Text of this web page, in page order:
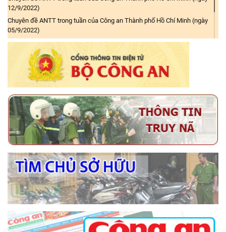
12/9/2022)
Chuyên đề ANTT trong tuần của Công an Thành phố Hồ Chí Minh (ngày
05/9/2022)
Chuyên đề ANTT trong tuần của Công an TP.Hồ Chí Minh (ngày 29/8/2022)
Chuyên đề ANTT trong tuần của Công an TP.Hồ Chí Minh (ngày 04/7/2022)
Chuyên đề ANTT trong tuần của Công an TP.Hồ Chí Minh (ngày 20/6/2022)